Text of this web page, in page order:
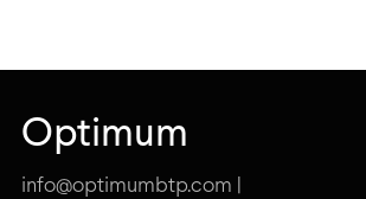
Optimum
info@optimumbtp.com |